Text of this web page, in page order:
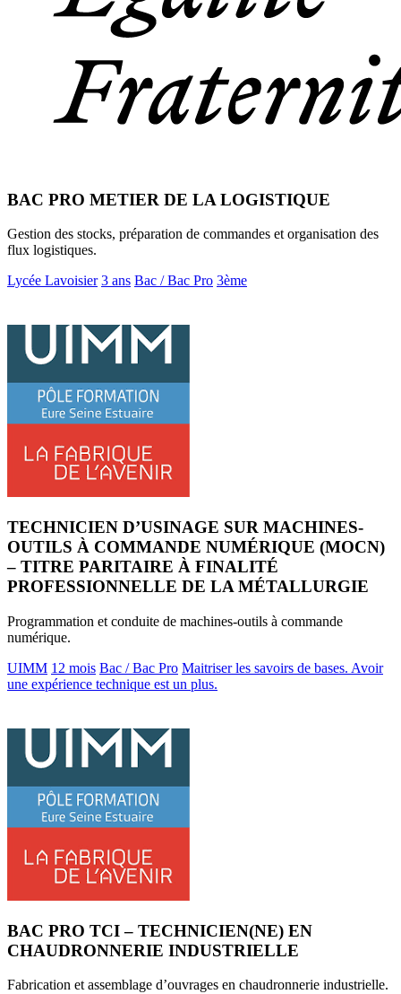
BAC PRO METIER DE LA LOGISTIQUE
Gestion des stocks, préparation de commandes et organisation des
flux logistiques.
Lycée Lavoisier 3 ans Bac / Bac Pro 3ème
TECHNICIEN D’USINAGE SUR MACHINES-
OUTILS À COMMANDE NUMÉRIQUE (MOCN)
– TITRE PARITAIRE À FINALITÉ
PROFESSIONNELLE DE LA MÉTALLURGIE
Programmation et conduite de machines-outils à commande
numérique.
UIMM 12 mois Bac / Bac Pro Maitriser les savoirs de bases. Avoir
une expérience technique est un plus.
BAC PRO TCI – TECHNICIEN(NE) EN
CHAUDRONNERIE INDUSTRIELLE
Fabrication et assemblage d’ouvrages en chaudronnerie industrielle.